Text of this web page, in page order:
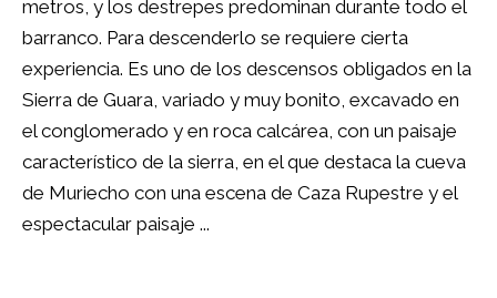
metros, y los destrepes predominan durante todo el
barranco. Para descenderlo se requiere cierta
experiencia. Es uno de los descensos obligados en la
Sierra de Guara, variado y muy bonito, excavado en
el conglomerado y en roca calcárea, con un paisaje
característico de la sierra, en el que destaca la cueva
de Muriecho con una escena de Caza Rupestre y el
espectacular paisaje ...